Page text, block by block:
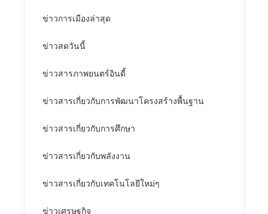
ข่าวการเมืองล่าสุด
ข่าวสดวันนี้
ข่าวสารภาพยนตร์อินดี้
ข่าวสารเกี่ยวกับการพัฒนาโครงสร้างพื้นฐาน
ข่าวสารเกี่ยวกับการศึกษา
ข่าวสารเกี่ยวกับพลังงาน
ข่าวสารเกี่ยวกับเทคโนโลยีใหม่ๆ
ข่าวเศรษฐกิจ